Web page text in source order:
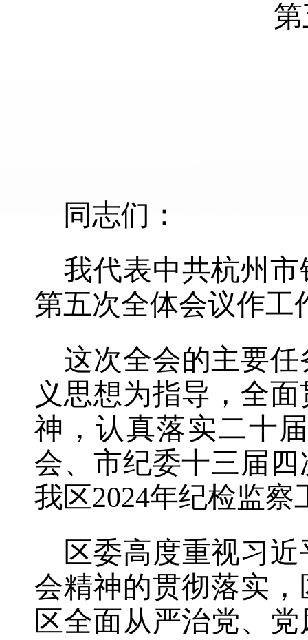
同志们：
我代表中共杭州
第五次全体会议作工
这次全会的主要
义思想为指导，全
神，认真落实二十
会、市纪委十三届
我区2024年纪检监察
区委高度重视习
会精神的贯彻落实
区全面从严治党、